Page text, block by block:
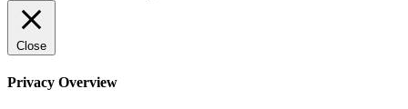
Close
Privacy Overview